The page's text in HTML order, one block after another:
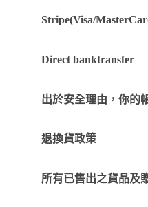
Stripe(Visa/
Direct banktransfer
出於安全理由，你的
退換貨政策
所有已售出之貨品及